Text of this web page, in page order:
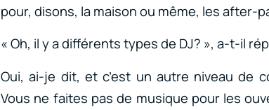
pour, disons, la maison ou même, les after-
« Oh, il y a différents types de DJ? », a-t-il
Oui, ai-je dit, et c’est un autre niveau de
Vous ne faites pas de musique pour les